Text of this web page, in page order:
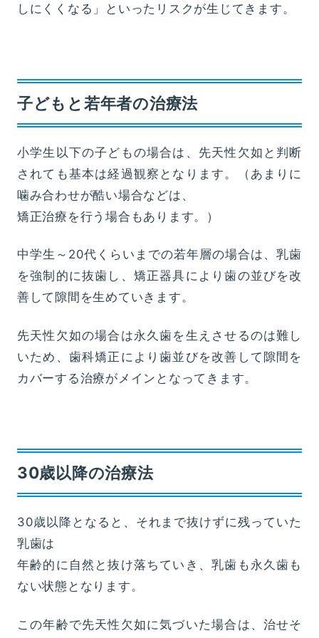
しにくくなる」といったリスクが生じてきます。
子どもと若年者の治療法
小学生以下の子どもの場合は、先天性欠如と判断
されても基本は経過観察となります。（あまりに
噛み合わせが酷い場合などは、
矯正治療を行う場合もあります。）
中学生～20代くらいまでの若年層の場合は、乳歯
を強制的に抜歯し、矯正器具により歯の並びを改
善して隙間を生めていきます。
先天性欠如の場合は永久歯を生えさせるのは難し
いため、歯科矯正により歯並びを改善して隙間を
カバーする治療がメインとなってきます。
30歳以降の治療法
30歳以降となると、それまで抜けずに残っていた
乳歯は
年齢的に自然と抜け落ちていき、乳歯も永久歯も
ない状態となります。
この年齢で先天性欠如に気づいた場合は、治せそ